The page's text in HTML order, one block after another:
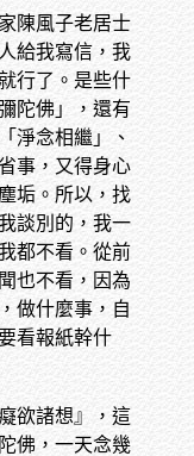
陳風子老居士
給我寫信，我
行了。是些什
陀佛」，還有
淨念相繼」、
事，又得身心
垢。所以，找
談別的，我一
都不看。從前
也不看，因為
做什麼事，自
看報紙幹什
欲諸想』，這
佛，一天念幾